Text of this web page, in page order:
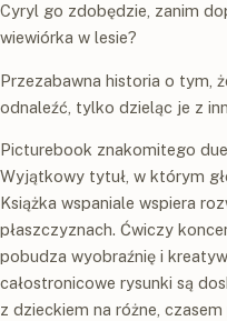
Cyryl go zdobędzie, zanim
wiewiórka w lesie?
Przezabawna historia o tym,
odnaleźć, tylko dzieląc je z
Picturebook znakomitego
Wyjątkowy tytuł, w którym
Książka wspaniale wspiera
płaszczyznach. Ćwiczy
pobudza wyobraźnię i
całostronicowe rysunki są
z dzieckiem na różne,